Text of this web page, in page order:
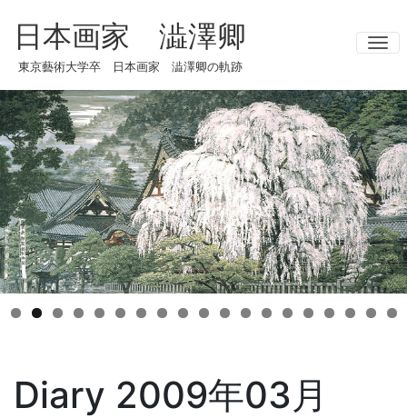
日本画家 澁澤卿
東京藝術大学卒 日本画家 澁澤卿の軌跡
ナ
Diary 2009年03月